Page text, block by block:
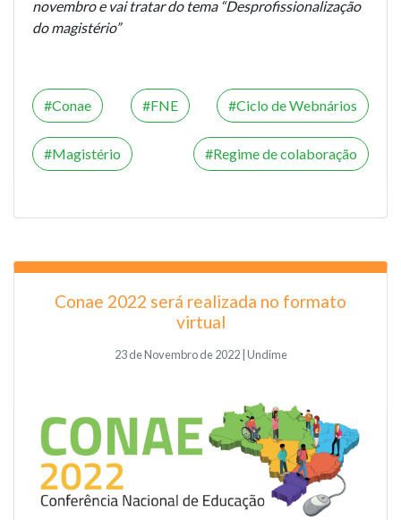
novembro e vai tratar do tema “Desprofissionalização
do magistério”
Conae FNE Ciclo de Webnários
Magistério Regime de colaboração
Conae 2022 será realizada no formato
virtual
23 de Novembro de 2022 | Undime